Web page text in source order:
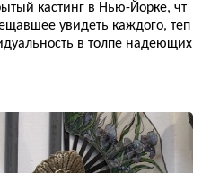
кастинг в Нью-Йорке, чт
увидеть каждого, теп
в толпе надеющих